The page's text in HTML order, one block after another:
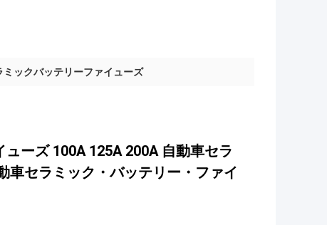
ミックバッテリーファイューズ
ーズ 100A 125A 200A 自動車セラ
車セラミック・バッテリー・ファイ